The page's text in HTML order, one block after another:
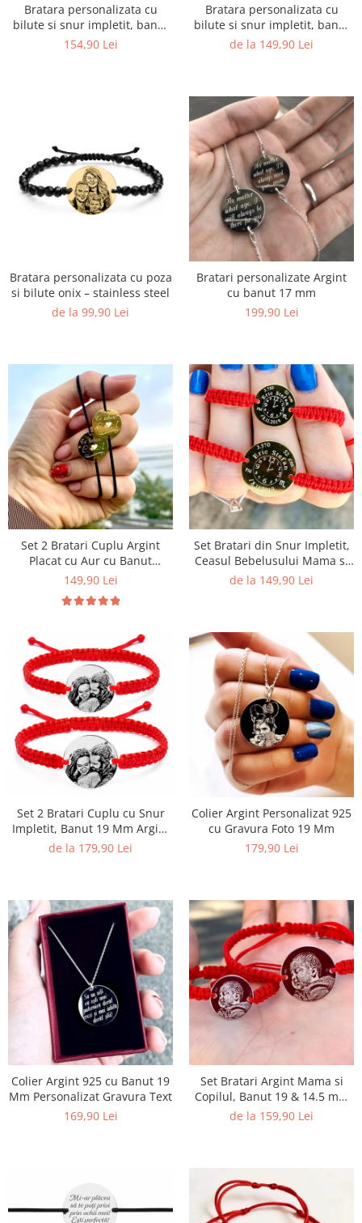
Bratara personalizata cu
bilute si snur impletit, banut
Argint placat cu aur 19 mm
154,90 Lei
Bratara personalizata cu
bilute si snur impletit, banut
Argint 19 mm
de la 149,90 Lei
Bratara personalizata cu poza
si bilute onix – stainless steel
de la 99,90 Lei
Bratari personalizate Argint
cu banut 17 mm
199,90 Lei
Set 2 Bratari Cuplu Argint
Placat cu Aur cu Banut
Personalizat
149,90 Lei
Set Bratari din Snur Impletit,
Ceasul Bebelusului Mama si
Copil, Banut 19 & 14 Mm
de la 149,90 Lei
Set 2 Bratari Cuplu cu Snur
Impletit, Banut 19 Mm Argint
925 Personalizat Gravura Foto
de la 179,90 Lei
Colier Argint Personalizat 925
cu Gravura Foto 19 Mm
179,90 Lei
Colier Argint 925 cu Banut 19
Mm Personalizat Gravura Text
169,90 Lei
Set Bratari Argint Mama si
Copilul, Banut 19 & 14.5 mm
Personalizat Gravura Foto
de la 159,90 Lei